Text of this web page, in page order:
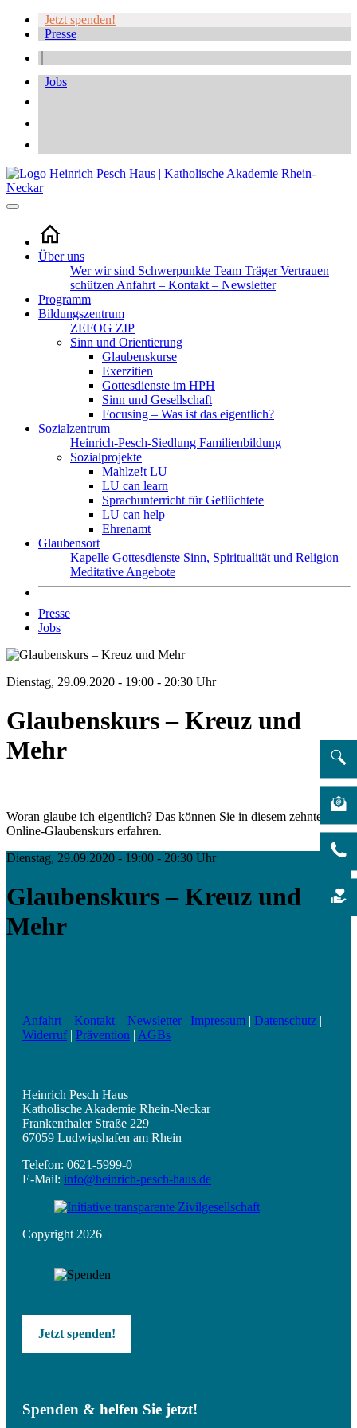
Jetzt spenden!
Presse
Jobs
Über uns
Wer wir sind Schwerpunkte Team TrägerVertrauen
schützen Anfahrt – Kontakt – Newsletter
Programm
Bildungszentrum
ZEFOG ZIP
Sinn und Orientierung
Glaubenskurse
Exerzitien
Gottesdienste im HPH
Sinn und Gesellschaft
Focusing – Was ist das eigentlich?
Sozialzentrum
Heinrich-Pesch-Siedlung Familienbildung
Sozialprojekte
Mahlze!t LU
LU can learn
Sprachunterricht für Geflüchtete
LU can help
Ehrenamt
Glaubensort
Kapelle Gottesdienste Sinn, Spiritualität und Religion
Meditative Angebote
Presse
Jobs
Dienstag, 29.09.2020 - 19:00 - 20:30 Uhr
Glaubenskurs – Kreuz und
Mehr
Woran glaube ich eigentlich? Das können Sie in diesem zehnteiligen
Online-Glaubenskurs erfahren.
Dienstag, 29.09.2020 - 19:00 - 20:30 Uhr
Glaubenskurs – Kreuz und
Mehr
Anfahrt – Kontakt – Newsletter | Impressum | Datenschutz |
Widerruf| Prävention | AGBs
Heinrich Pesch Haus
Katholische Akademie Rhein-Neckar
Frankenthaler Straße 229
67059 Ludwigshafen am Rhein
Telefon: 0621-5999-0
E-Mail: info@heinrich-pesch-haus.de
Copyright 2026
Jetzt spenden!
Spenden & helfen Sie jetzt!